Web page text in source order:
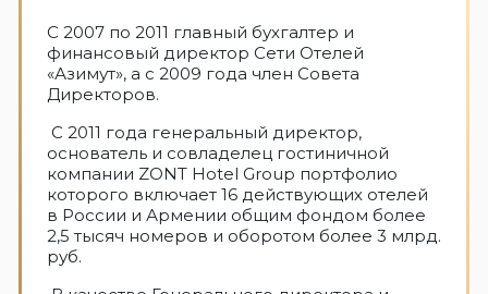
С 2007 по 2011 главный бухгалтер и
финансовый директор Сети Отелей
«Азимут», а с 2009 года член Совета
Директоров.
С 2011 года генеральный директор,
основатель и совладелец гостиничной
компании ZONT Hotel Group портфолио
которого включает 16 действующих отелей
в России и Армении общим фондом более
2,5 тысяч номеров и оборотом более 3 млрд.
руб.